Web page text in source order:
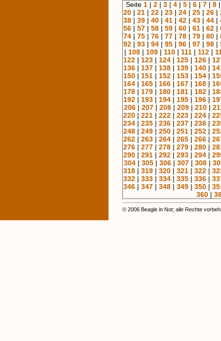
Seite 1| 2| 3| 4| 5| 6| 7| 8
20 | 21 | 22 | 23 | 24 | 25 | 26 |
38 | 39 | 40 | 41 | 42 | 43 | 44 |
56 | 57 | 58 | 59 | 60 | 61 | 62 |
74 | 75 | 76 | 77 | 78 | 79 | 80 |
92 | 93 | 94 | 95 | 96 | 97 | 98 |
| 108| 109| 110| 111| 112|
122 | 123 | 124 | 125 | 126 |
136 | 137 | 138 | 139 | 140 |
150 | 151 | 152 | 153 | 154 |
164 | 165 | 166 | 167 | 168 |
178 | 179 | 180 | 181 | 182 |
192 | 193 | 194 | 195 | 196 |
206| 207| 208| 209| 210|
220 | 221 | 222 | 223 | 224 |
234 | 235 | 236 | 237 | 238 |
248 | 249 | 250 | 251 | 252 |
262 | 263 | 264 | 265 | 266 |
276 | 277 | 278 | 279 | 280 |
290 | 291 | 292 | 293 | 294 |
304| 305| 306| 307| 308|
318 | 319 | 320 | 321 | 322 |
332 | 333 | 334 | 335 | 336 |
346 | 347 | 348 | 349 | 350 |
360 |
© 2006 Beagle in Not; alle Rechte